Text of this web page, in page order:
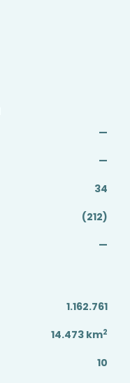
—
—
34
(212)
—
1.162.761
14.473 km2
10